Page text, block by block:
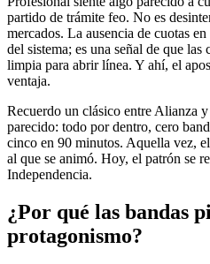
partido de trámite feo. No es
mercados. La ausencia de cuotas
del sistema; es una señal de que
limpia para abrir línea. Y ahí, el
ventaja.
Recuerdo un clásico entre Alianza
parecido: todo por dentro, cero
cinco en 90 minutos. Aquella vez,
al que se animó. Hoy, el patrón se
Independencia.
¿Por qué las bandas
protagonismo?